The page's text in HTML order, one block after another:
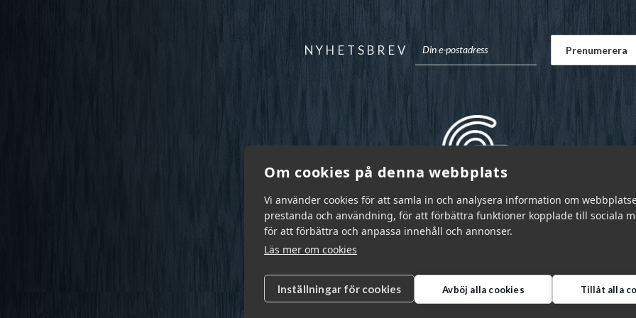
Om cookies på denna webbplats
Vi använder cookies för att samla in och analysera information om
prestanda och användning, för att förbättra funktioner kopplade till sociala
för att förbättra och anpassa innehåll och annonser.
Läs mer om cookies
Inställningar för cookies Avböj alla cookies Tillåt alla
NYHETSBREV
Garnr Sverige AB © 2026 | info@garnr.se 031 - 92